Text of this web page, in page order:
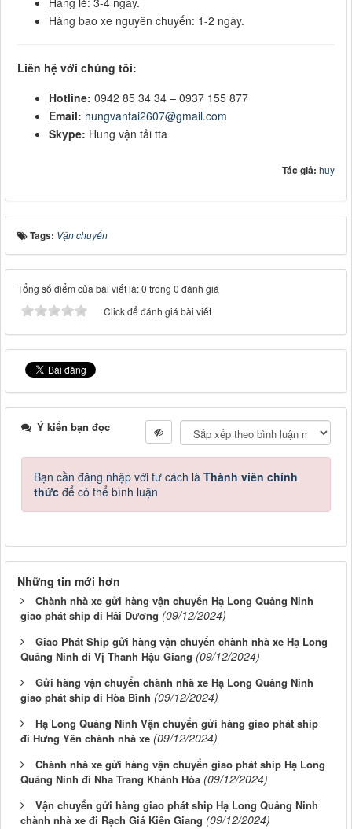
Hàng bao xe nguyên chuyến: 1-2 ngày.
Liên hệ với chúng tôi:
Hotline: 0942 85 34 34 – 0937 155 877
Email: hungvantai2607@gmail.com
Skype: Hung vận tải tta
Tác giả: huy
Tags: Vận chuyển
Tổng số điểm của bài viết là: 0 trong 0 đánh giá
Click để đánh giá bài viết
Ý kiến bạn đọc
Bạn cần đăng nhập với tư cách là Thành viên chính
thức để có thể bình luận
Những tin mới hơn
Chành nhà xe gửi hàng vận chuyển Hạ Long Quảng Ninh
giao phát ship đi Hải Dương (09/12/2024)
Giao Phát Ship gửi hàng vận chuyển chành nhà xe Hạ Long
Quảng Ninh đi Vị Thanh Hậu Giang (09/12/2024)
Gửi hàng vận chuyển chành nhà xe Hạ Long Quảng Ninh
giao phát ship đi Hòa Bình (09/12/2024)
Hạ Long Quảng Ninh Vận chuyển gửi hàng giao phát ship
đi Hưng Yên chành nhà xe (09/12/2024)
Chành nhà xe gửi hàng vận chuyển giao phát ship Hạ Long
Quảng Ninh đi Nha Trang Khánh Hòa (09/12/2024)
Vận chuyển gửi hàng giao phát ship Hạ Long Quảng Ninh
chành nhà xe đi Rạch Giá Kiên Giang (09/12/2024)